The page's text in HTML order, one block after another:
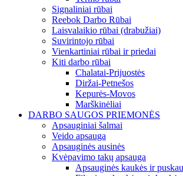
Signaliniai rūbai
Reebok Darbo Rūbai
Laisvalaikio rūbai (drabužiai)
Suvirintojo rūbai
Vienkartiniai rūbai ir priedai
Kiti darbo rūbai
Chalatai-Prijuostės
Diržai-Petnešos
Kepurės-Movos
Marškinėliai
DARBO SAUGOS PRIEMONĖS
Apsauginiai šalmai
Veido apsauga
Apsauginės ausinės
Kvėpavimo takų apsauga
Apsauginės kaukės ir